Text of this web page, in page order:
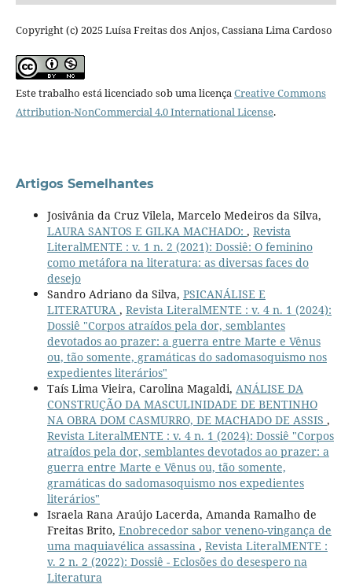
Copyright (c) 2025 Luísa Freitas dos Anjos, Cassiana Lima Cardoso
Este trabalho está licenciado sob uma licençaCreative Commons
Attribution-NonCommercial 4.0 International License.
Artigos Semelhantes
Josivânia da Cruz Vilela, Marcelo Medeiros da Silva,
LAURA SANTOS E GILKA MACHADO: , Revista
LiteralMENTE : v. 1 n. 2 (2021): Dossiê: O feminino
como metáfora na literatura: as diversas faces do
desejo
Sandro Adriano da Silva, PSICANÁLISE E
LITERATURA , Revista LiteralMENTE : v. 4 n. 1 (2024):
Dossiê "Corpos atraídos pela dor, semblantes
devotados ao prazer: a guerra entre Marte e Vênus
ou, tão somente, gramáticas do sadomasoquismo nos
expedientes literários"
Taís Lima Vieira, Carolina Magaldi, ANÁLISE DA
CONSTRUÇÃO DA MASCULINIDADE DE BENTINHO
NA OBRA DOM CASMURRO, DE MACHADO DE ASSIS ,
Revista LiteralMENTE : v. 4 n. 1 (2024): Dossiê "Corpos
atraídos pela dor, semblantes devotados ao prazer: a
guerra entre Marte e Vênus ou, tão somente,
gramáticas do sadomasoquismo nos expedientes
literários"
Israela Rana Araújo Lacerda, Amanda Ramalho de
Freitas Brito, Enobrecedor sabor veneno-vingança de
uma maquiavélica assassina , Revista LiteralMENTE :
v. 2 n. 2 (2022): Dossiê - Eclosões do desespero na
Literatura